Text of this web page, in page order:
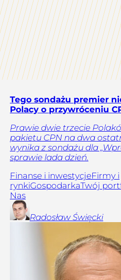
Tego sondażu premier
Polacy o przywróceniu
Prawie dwie trzecie
pakietu CPN na dwa
wynika z sondażu dla
sprawie lada dzień.
Finanse i inwestycjeFirmy i
rynkiGospodarkaTwój
Nas
Radosław Święcki